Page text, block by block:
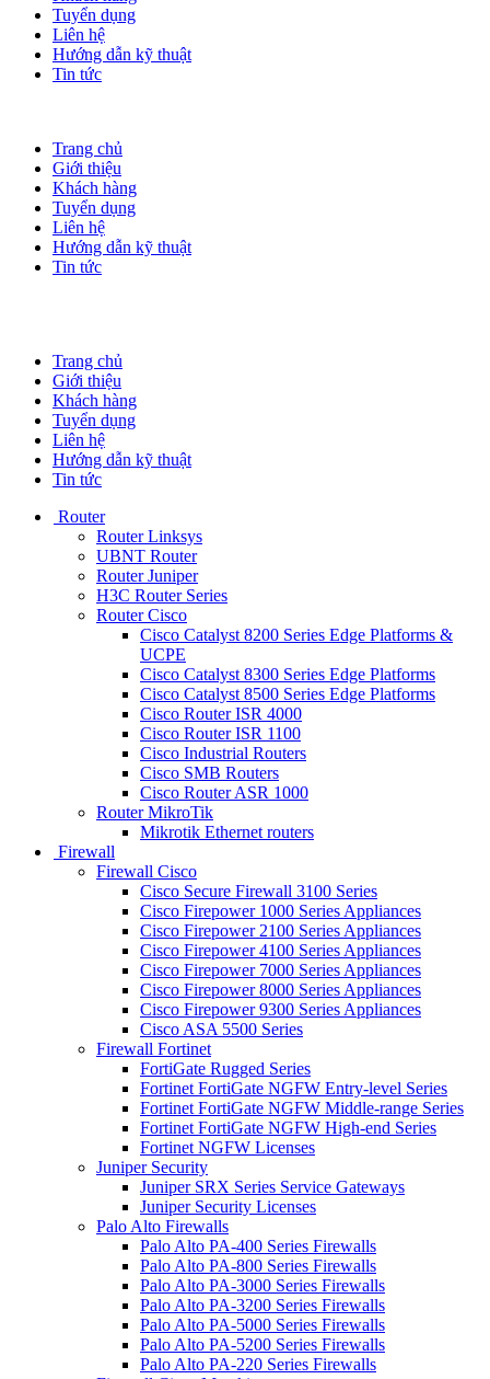
Tuyển dụng
Liên hệ
Hướng dẫn kỹ thuật
Tin tức
Trang chủ
Giới thiệu
Khách hàng
Tuyển dụng
Liên hệ
Hướng dẫn kỹ thuật
Tin tức
Trang chủ
Giới thiệu
Khách hàng
Tuyển dụng
Liên hệ
Hướng dẫn kỹ thuật
Tin tức
Router
Router Linksys
UBNT Router
Router Juniper
H3C Router Series
Router Cisco
Cisco Catalyst 8200 Series Edge Platforms &
UCPE
Cisco Catalyst 8300 Series Edge Platforms
Cisco Catalyst 8500 Series Edge Platforms
Cisco Router ISR 4000
Cisco Router ISR 1100
Cisco Industrial Routers
Cisco SMB Routers
Cisco Router ASR 1000
Router MikroTik
Mikrotik Ethernet routers
Firewall
Firewall Cisco
Cisco Secure Firewall 3100 Series
Cisco Firepower 1000 Series Appliances
Cisco Firepower 2100 Series Appliances
Cisco Firepower 4100 Series Appliances
Cisco Firepower 7000 Series Appliances
Cisco Firepower 8000 Series Appliances
Cisco Firepower 9300 Series Appliances
Cisco ASA 5500 Series
Firewall Fortinet
FortiGate Rugged Series
Fortinet FortiGate NGFW Entry-level Series
Fortinet FortiGate NGFW Middle-range Series
Fortinet FortiGate NGFW High-end Series
Fortinet NGFW Licenses
Juniper Security
Juniper SRX Series Service Gateways
Juniper Security Licenses
Palo Alto Firewalls
Palo Alto PA-400 Series Firewalls
Palo Alto PA-800 Series Firewalls
Palo Alto PA-3000 Series Firewalls
Palo Alto PA-3200 Series Firewalls
Palo Alto PA-5000 Series Firewalls
Palo Alto PA-5200 Series Firewalls
Palo Alto PA-220 Series Firewalls